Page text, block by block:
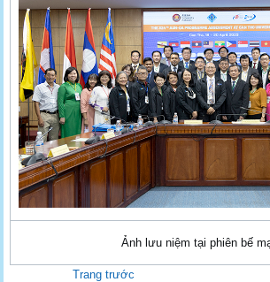
Ảnh lưu niệm tại phiên bế
Trang trước